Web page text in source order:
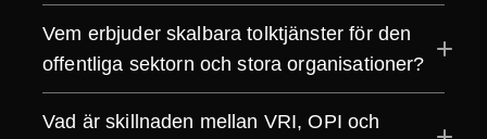
Vem erbjuder skalbara tolktjänster för den
offentliga sektorn och stora organisationer?
Vad är skillnaden mellan VRI, OPI och